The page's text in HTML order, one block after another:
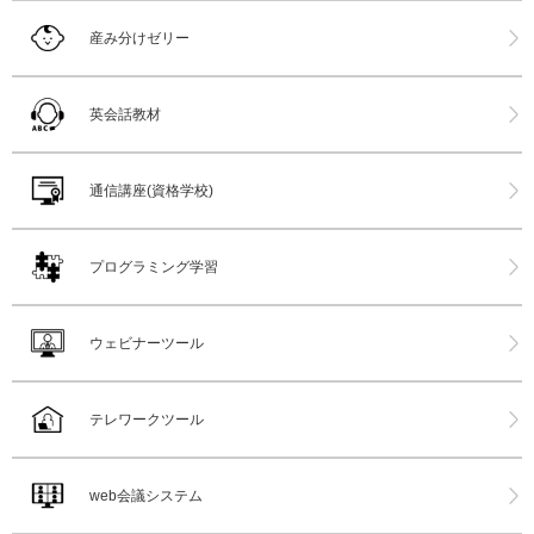
産み分けゼリー
英会話教材
通信講座(資格学校)
プログラミング学習
ウェビナーツール
テレワークツール
web会議システム